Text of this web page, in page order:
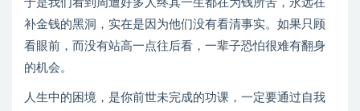
于是我们看到周遭好多人终其一生都在为钱所苦，永远在
补金钱的黑洞，实在是因为他们没有看清事实。如果只顾
看眼前，而没有站高一点往后看，一辈子恐怕很难有翻身
的机会。
人生中的困境，是你前世未完成的功课，一定要通过自我